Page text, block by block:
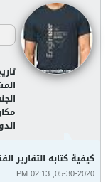
كيفية كتابه التقارير
05-30-2020, 02:13 PM